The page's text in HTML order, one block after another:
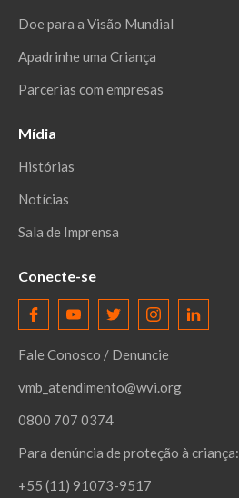
Doe para a Visão Mundial
Apadrinhe uma Criança
Parcerias com empresas
Mídia
Histórias
Notícias
Sala de Imprensa
Conecte-se
Fale Conosco / Denuncie
vmb_atendimento@wvi.org
0800 707 0374
Para denúncia de proteção à criança:
+55 (11) 91073-9517